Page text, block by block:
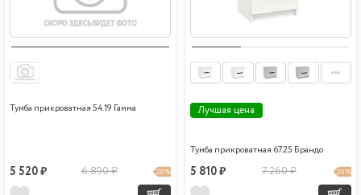
Тумба прикроватная 54.19 Гамма
5 520 ₽ 6 890 ₽ 20 %
Лучшая цена
Тумба прикроватная 67.25 Брандо
5 810 ₽ 7 260 ₽ 20 %